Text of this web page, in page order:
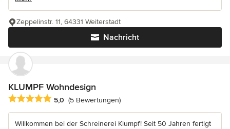
Nachricht
Zeppelinstr. 11, 64331 Weiterstadt
KLUMPF Wohndesign
Durchschnittliche Bewertung: 5 von 5 Sternen
5,0 (5 Bewertungen)
Willkommen bei der Schreinerei Klumpf! Seit 50 Jahren fertigt